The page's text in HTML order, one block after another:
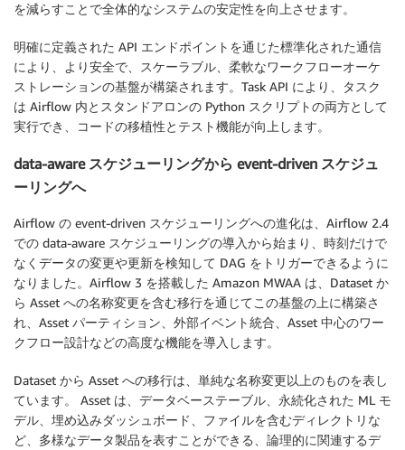
を減らすことで全体的なシステムの安定性を向上させます。
明確に定義された API エンドポイントを通じた標準化された通信
により、より安全で、スケーラブル、柔軟なワークフローオーケ
ストレーションの基盤が構築されます。Task API により、タスク
は Airflow 内とスタンドアロンの Python スクリプトの両方として
実行でき、コードの移植性とテスト機能が向上します。
data-aware スケジューリングから event-driven スケジュ
ーリングへ
Airflow の event-driven スケジューリングへの進化は、Airflow 2.4
での data-aware スケジューリングの導入から始まり、時刻だけで
なくデータの変更や更新を検知して DAG をトリガーできるように
なりました。Airflow 3 を搭載した Amazon MWAA は、Dataset か
ら Asset への名称変更を含む移行を通じてこの基盤の上に構築さ
れ、Asset パーティション、外部イベント統合、Asset 中心のワー
クフロー設計などの高度な機能を導入します。
Dataset から Asset への移行は、単純な名称変更以上のものを表し
ています。 Asset は、データベーステーブル、永続化された ML モ
デル、埋め込みダッシュボード、ファイルを含むディレクトリな
ど、多様なデータ製品を表すことができる、論理的に関連するデ